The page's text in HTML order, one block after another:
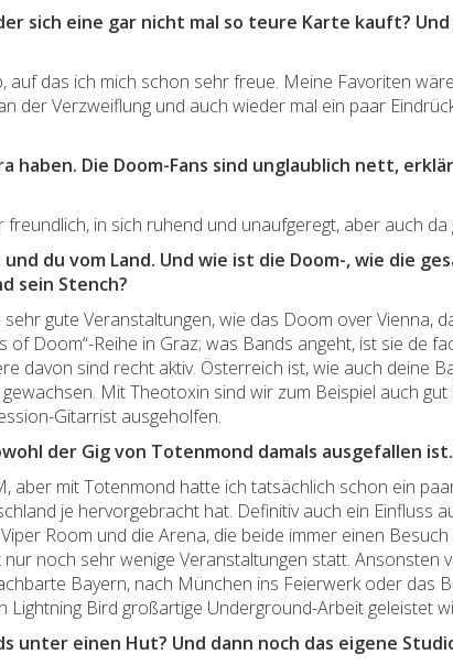
der sich eine gar nicht mal so teure Karte kauft?
das ich mich schon sehr freue. Meine Favoriten
der Verzweiflung und auch wieder mal ein paar
haben. Die Doom-Fans sind unglaublich nett,
in sich ruhend und unaufgeregt, aber auch da
du vom Land. Und wie ist die Doom-, wie die
sein Stench?
gute Veranstaltungen, wie das Doom over Vienna,
Doom“-Reihe in Graz; was Bands angeht, ist sie de
davon sind recht aktiv. Österreich ist, wie auch deine
Mit Theotoxin sind wir zum Beispiel auch
Gitarrist ausgeholfen.
der Gig von Totenmond damals ausgefallen
aber mit Totenmond hatte ich tatsächlich schon ein
je hervorgebracht hat. Definitiv auch ein Einfluss
Room und die Arena, die beide immer einen
noch sehr wenige Veranstaltungen statt. Ansonsten
Bayern, nach München ins Feierwerk oder das
Lightning Bird großartige Underground-Arbeit geleistet
unter einen Hut? Und dann noch das eigene